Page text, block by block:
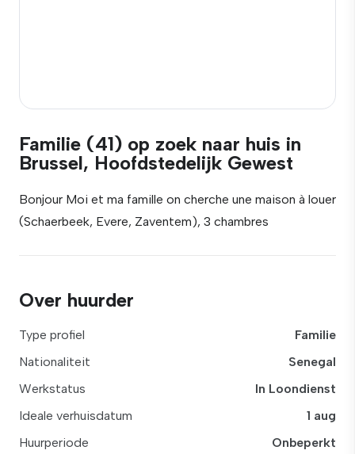
Familie (41) op zoek naar huis in
Brussel, Hoofdstedelijk Gewest
Bonjour Moi et ma famille on cherche une maison à louer
(Schaerbeek, Evere, Zaventem), 3 chambres
Over huurder
Type profiel
Familie
Nationaliteit
Senegal
Werkstatus
In Loondienst
Ideale verhuisdatum
1 aug
Huurperiode
Onbeperkt